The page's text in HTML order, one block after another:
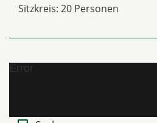
Sitzkreis: 20 Personen
Error